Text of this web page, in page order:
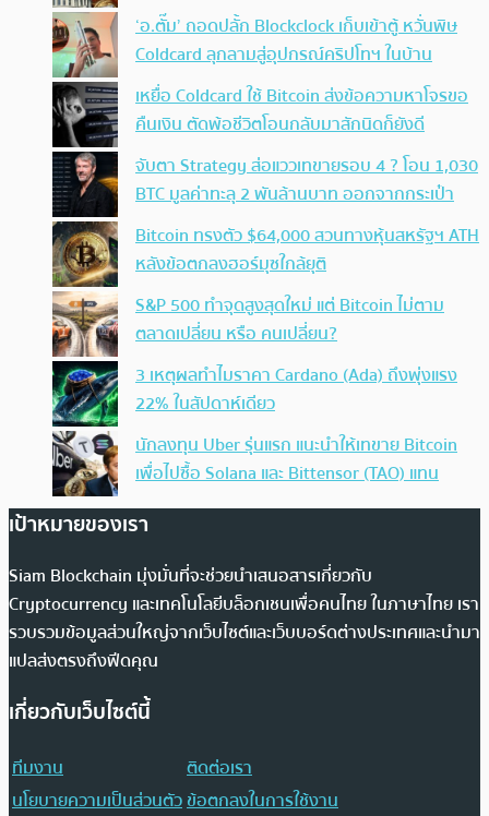
‘อ.ตั๊ม’ ถอดปลั้ก Blockclock เก็บเข้าตู้ หวั่นพิษ
Coldcard ลุกลามสู่อุปกรณ์คริปโทฯ ในบ้าน
เหยื่อ Coldcard ใช้ Bitcoin ส่งข้อความหาโจรขอ
คืนเงิน ตัดพ้อชีวิตโอนกลับมาสักนิดก็ยังดี
จับตา Strategy ส่อแววเทขายรอบ 4 ? โอน 1,030
BTC มูลค่าทะลุ 2 พันล้านบาท ออกจากกระเป๋า
Bitcoin ทรงตัว $64,000 สวนทางหุ้นสหรัฐฯ ATH
หลังข้อตกลงฮอร์มุซใกล้ยุติ
S&P 500 ทำจุดสูงสุดใหม่ แต่ Bitcoin ไม่ตาม
ตลาดเปลี่ยน หรือ คนเปลี่ยน?
3 เหตุผลทำไมราคา Cardano (Ada) ถึงพุ่งแรง
22% ในสัปดาห์เดียว
นักลงทุน Uber รุ่นแรก แนะนำให้เทขาย Bitcoin
เพื่อไปซื้อ Solana และ Bittensor (TAO) แทน
เป้าหมายของเรา
Siam Blockchain มุ่งมั่นที่จะช่วยนำเสนอสารเกี่ยวกับ
Cryptocurrency และเทคโนโลยีบล็อกเชนเพื่อคนไทย ในภาษาไทย เรา
รวบรวมข้อมูลส่วนใหญ่จากเว็บไซต์และเว็บบอร์ดต่างประเทศและนำมา
แปลส่งตรงถึงฟีดคุณ
เกี่ยวกับเว็บไซต์นี้
ทีมงาน
ติดต่อเรา
นโยบายความเป็นส่วนตัวข้อตกลงในการใช้งาน